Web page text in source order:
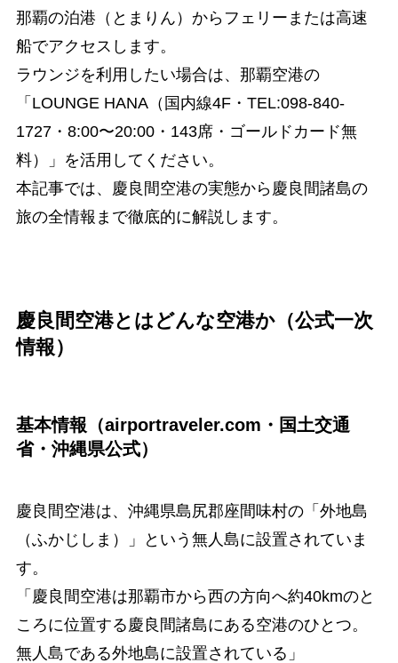
那覇の泊港（とまりん）からフェリーまたは高速
船でアクセスします。
ラウンジを利用したい場合は、那覇空港の
「LOUNGE HANA（国内線4F・TEL:098-840-
1727・8:00〜20:00・143席・ゴールドカード無
料）」を活用してください。
本記事では、慶良間空港の実態から慶良間諸島の
旅の全情報まで徹底的に解説します。
慶良間空港とはどんな空港か（公式一次
情報）
基本情報（airportraveler.com・国土交通
省・沖縄県公式）
慶良間空港は、沖縄県島尻郡座間味村の「外地島
（ふかじしま）」という無人島に設置されていま
す。
「慶良間空港は那覇市から西の方向へ約40kmのと
ころに位置する慶良間諸島にある空港のひとつ。
無人島である外地島に設置されている」